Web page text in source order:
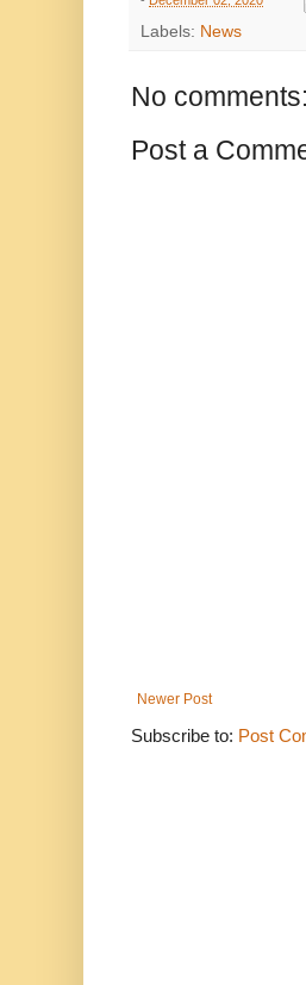
Labels: News
No comments:
Post a
Newer Post
Subscribe to: Post